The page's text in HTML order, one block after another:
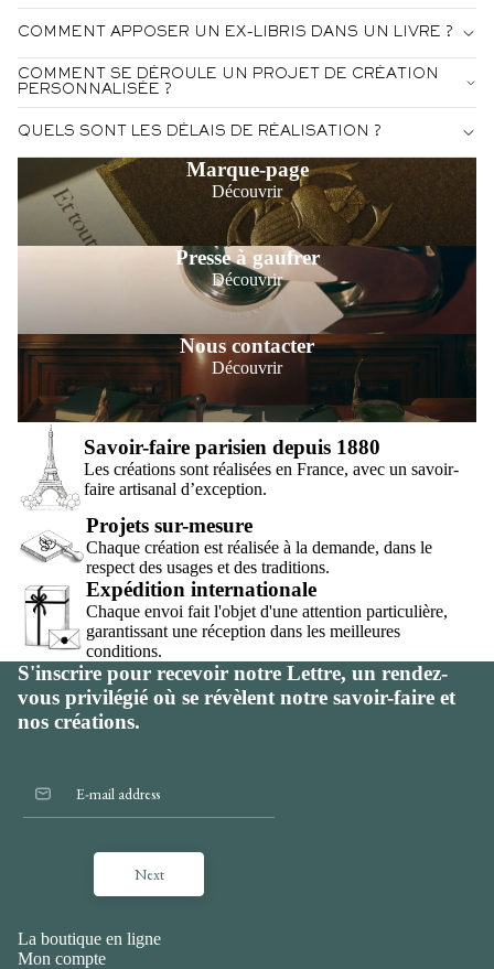
COMMENT APPOSER UN EX-LIBRIS DANS UN LIVRE ?
COMMENT SE DÉROULE UN PROJET DE CRÉATION
PERSONNALISÉE ?
QUELS SONT LES DÉLAIS DE RÉALISATION ?
Marque-page
Découvrir
Presse à gaufrer
Découvrir
Nous contacter
Découvrir
Savoir-faire parisien depuis 1880
Les créations sont réalisées en France, avec un savoir-
faire artisanal d’exception.
Projets sur-mesure
Chaque création est réalisée à la demande, dans le
respect des usages et des traditions.
Expédition internationale
Chaque envoi fait l'objet d'une attention particulière,
garantissant une réception dans les meilleures
conditions.
S'inscrire pour recevoir notre Lettre, un rendez-
vous privilégié où se révèlent notre savoir-faire et
nos créations.
Next
La boutique en ligne
Mon compte